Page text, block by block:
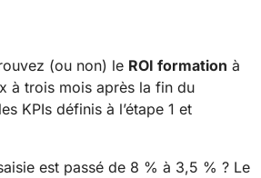
(ou non) le ROI formation à
à trois mois après la fin du
KPIs définis à l’étape 1 et
est passé de 8 % à 3,5 % ? Le